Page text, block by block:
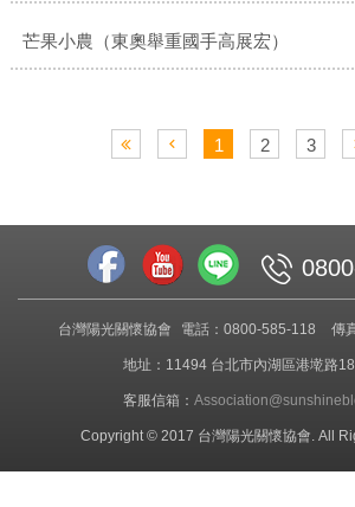
芒果小農（東奧舉重國手高展宏）
1 2 3
台灣陽光關懷協會 電話：0800-585-118 傳
地址：11494 台北市內湖區港墘路
客服信箱：
Copyright © 2017 台灣陽光關懷協會. All